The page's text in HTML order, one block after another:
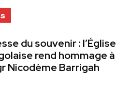
du souvenir : l’Église
rend hommage à
Nicodème Barrigah